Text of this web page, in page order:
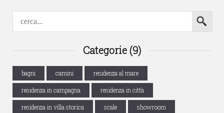
Categorie (9)
bagni camini residenza al mare
residenza in campagna residenza in città
residenza in villa storica scale showroom